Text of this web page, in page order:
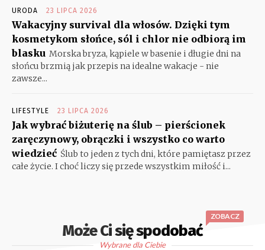
URODA 23 LIPCA 2026
Wakacyjny survival dla włosów. Dzięki tym
kosmetykom słońce, sól i chlor nie odbiorą im
blasku Morska bryza, kąpiele w basenie i długie dni na
słońcu brzmią jak przepis na idealne wakacje - nie
zawsze...
LIFESTYLE 23 LIPCA 2026
Jak wybrać biżuterię na ślub – pierścionek
zaręczynowy, obrączki i wszystko co warto
wiedzieć Ślub to jeden z tych dni, które pamiętasz przez
całe życie. I choć liczy się przede wszystkim miłość i...
Może Ci się spodobać
ZOBACZ
Wybrane dla Ciebie